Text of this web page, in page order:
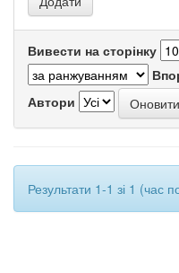
Вивести на сторінку
Автори
Результати 1-1 зі 1 (час